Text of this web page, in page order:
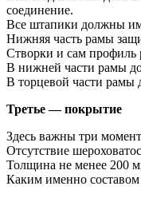
соединение.
Все штапики должны
Нижняя часть рамы
Створки и сам профиль
В нижней части рамы
В торцевой части
Третье — покрытие
Здесь важны три
Отсутствие
Толщина не менее 200
Каким именно